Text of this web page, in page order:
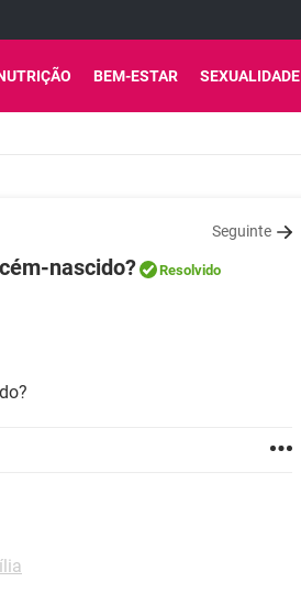
BEM-ESTAR SEXUALIDADE
Seguinte
nascido? Resolvido